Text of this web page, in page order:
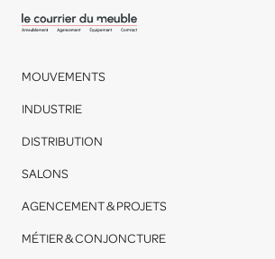
MOUVEMENTS
INDUSTRIE
DISTRIBUTION
SALONS
AGENCEMENT & PROJETS
MÉTIER & CONJONCTURE